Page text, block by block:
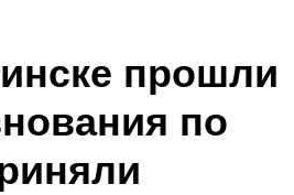
прошли
по